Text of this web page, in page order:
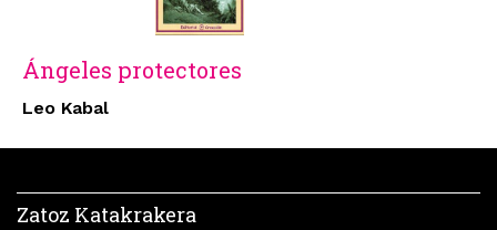
Ángeles protectores
Leo Kabal
Zatoz Katakrakera